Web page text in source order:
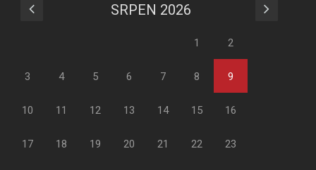
SRPEN 2026
1 2
3 4 5 6 7 8 9
10 11 12 13 14 15 16
17 18 19 20 21 22 23